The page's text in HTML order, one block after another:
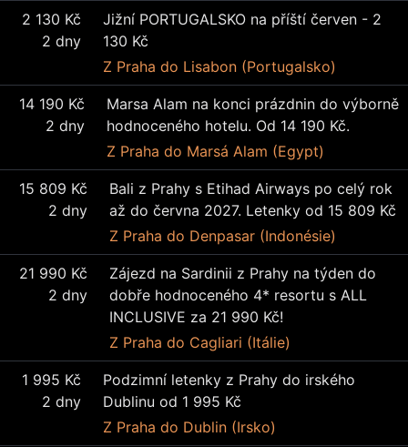
2 130 Kč
2 dny
Jižní PORTUGALSKO na příští červen - 2
130 Kč
Z Praha do Lisabon (Portugalsko)
14 190 Kč
2 dny
Marsa Alam na konci prázdnin do výborně
hodnoceného hotelu. Od 14 190 Kč.
Z Praha do Marsá Alam (Egypt)
15 809 Kč
2 dny
Bali z Prahy s Etihad Airways po celý rok
až do června 2027. Letenky od 15 809 Kč
Z Praha do Denpasar (Indonésie)
21 990 Kč
2 dny
Zájezd na Sardinii z Prahy na týden do
dobře hodnoceného 4* resortu s ALL
INCLUSIVE za 21 990 Kč!
Z Praha do Cagliari (Itálie)
1 995 Kč
2 dny
Podzimní letenky z Prahy do irského
Dublinu od 1 995 Kč
Z Praha do Dublin (Irsko)